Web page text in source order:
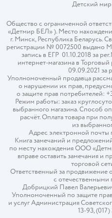
Детский мир
Общество с ограниченной
«Детмир БЕЛ» ). Место
г. Минск, Республика Беларусь.
регистрации № 0072500 выдано
запись в ЕГР 01.10.2018 за
интернет-магазина в
09.09.2021 за
Уполномоченный продавца
о нарушении их прав,
о защите прав потребителей:
Режим работы: заказ
выбранного магазина. Способ
расчёт. Оплата товара при
из
Адрес электронной почты
Книга замечаний и
по месту нахождения ООО
вправе оставить замечания и
торговой
Ответственный за продвижение
с отечественными
Добрицкий Павел
Уполномоченный по защите
и услуг Администрация
13-93, (017)